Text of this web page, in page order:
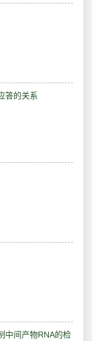
答的关系
中间产物RNA的检